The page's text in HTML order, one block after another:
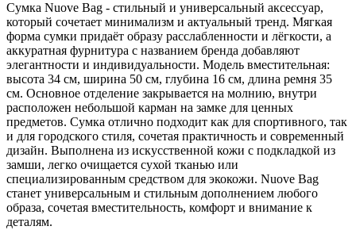
Сумка Nuove Bag - стильный и универсальный аксессуар,
который сочетает минимализм и актуальный тренд. Мягкая
форма сумки придаёт образу расслабленности и лёгкости, а
аккуратная фурнитура с названием бренда добавляют
элегантности и индивидуальности. Модель вместительная:
высота 34 см, ширина 50 см, глубина 16 см, длина ремня 35
см. Основное отделение закрывается на молнию, внутри
расположен небольшой карман на замке для ценных
предметов. Сумка отлично подходит как для спортивного, так
и для городского стиля, сочетая практичность и современный
дизайн. Выполнена из искусственной кожи с подкладкой из
замши, легко очищается сухой тканью или
специализированным средством для экокожи. Nuove Bag
станет универсальным и стильным дополнением любого
образа, сочетая вместительность, комфорт и внимание к
деталям.